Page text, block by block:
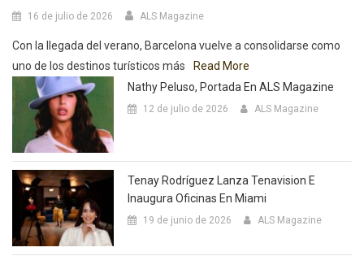
16 de julio de 2026 ALS Magazine
Con la llegada del verano, Barcelona vuelve a consolidarse como
uno de los destinos turísticos más
Read More
Nathy Peluso, Portada En ALS Magazine
12 de julio de 2026 ALS Magazine
Tenay Rodríguez Lanza Tenavision E
Inaugura Oficinas En Miami
19 de junio de 2026 ALS Magazine